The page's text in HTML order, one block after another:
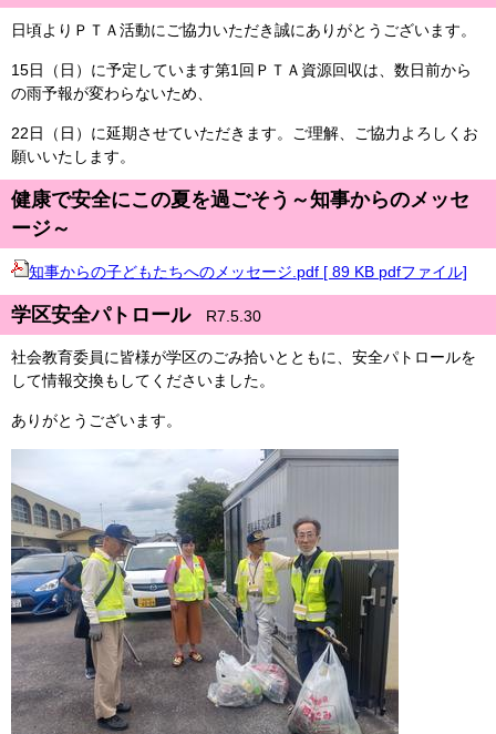
日頃よりＰＴＡ活動にご協力いただき誠にありがとうございます。
15日（日）に予定しています第1回ＰＴＡ資源回収は、数日前から
の雨予報が変わらないため、
22日（日）に延期させていただきます。ご理解、ご協力よろしくお
願いいたします。
健康で安全にこの夏を過ごそう～知事からのメッセ
ージ～
知事からの子どもたちへのメッセージ.pdf [ 89 KB pdfファイル]
学区安全パトロールR7.5.30
社会教育委員に皆様が学区のごみ拾いとともに、安全パトロールを
して情報交換もしてくださいました。
ありがとうございます。